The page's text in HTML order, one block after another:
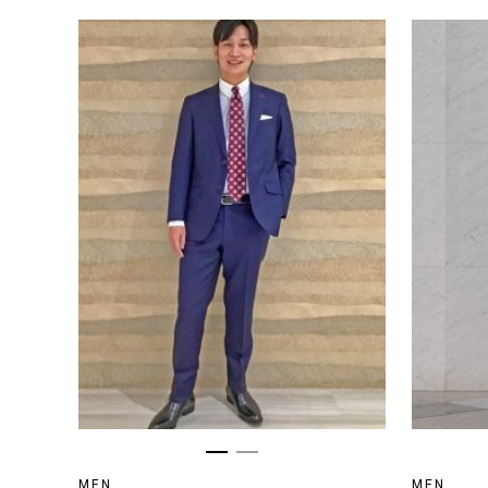
MEN MEN